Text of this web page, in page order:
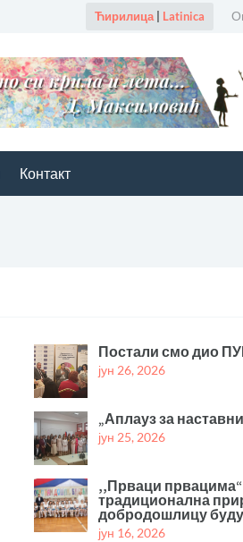
Ћирилица| Latinica
Контакт
Постали смо дио
јун 26, 2026
„Аплауз за
јун 25, 2026
,,Прваци првацима“
традиционална
добродошлицу
јун 16, 2026